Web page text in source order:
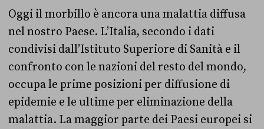
Oggi il morbillo è ancora una malattia diffusa
nel nostro Paese. L’Italia, secondo i dati
condivisi dall’Istituto Superiore di Sanità e il
confronto con le nazioni del resto del mondo,
occupa le prime posizioni per diffusione di
epidemie e le ultime per eliminazione della
malattia. La maggior parte dei Paesi europei si